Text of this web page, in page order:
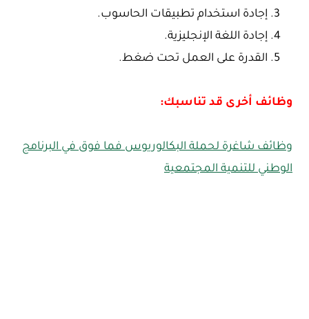
إجادة استخدام تطبيقات الحاسوب.
إجادة اللغة الإنجليزية.
القدرة على العمل تحت ضغط.
وظائف أخرى قد تناسبك:
وظائف شاغرة لحملة البكالوريوس فما فوق في البرنامج
الوطني للتنمية المجتمعية